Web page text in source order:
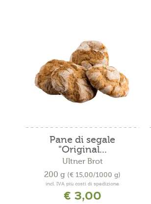
Pane di segale
"Original...
Ultner Brot
200 g (€ 15,00/1000 g)
incl. IVA più costi di spedizione
€ 3,00